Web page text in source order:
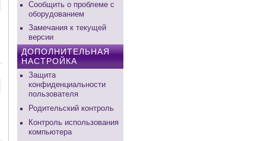
Сообщить о проблеме с
оборудованием
Замечания к текущей
версии
ДОПОЛНИТЕЛЬНАЯ
НАСТРОЙКА
Защита
конфиденциальности
пользователя
Родительский контроль
Контроль использования
компьютера